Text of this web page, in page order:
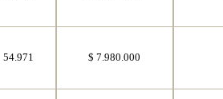
54.971 $ 7.980.000